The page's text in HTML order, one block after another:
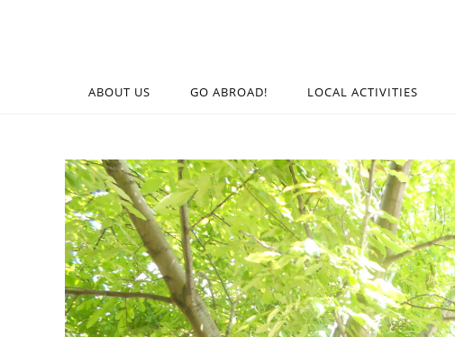
ABOUT US GO ABROAD! LOCAL ACTIVITIES